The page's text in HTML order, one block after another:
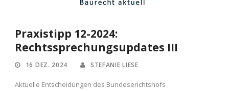
Praxistipp 12-2024:
Rechtssprechungsupdates III
16 DEZ. 2024 STEFANIE LIESE
Aktuelle Entscheidungen des Bundeserichtshofs